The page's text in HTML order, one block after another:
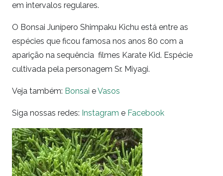
em intervalos regulares.
O Bonsai Junípero Shimpaku Kichu está entre as
espécies que ficou famosa nos anos 80 com a
aparição na sequência filmes Karate Kid. Espécie
cultivada pela personagem Sr. Miyagi.
Veja também: Bonsai eVasos
Siga nossas redes: Instagram e Facebook